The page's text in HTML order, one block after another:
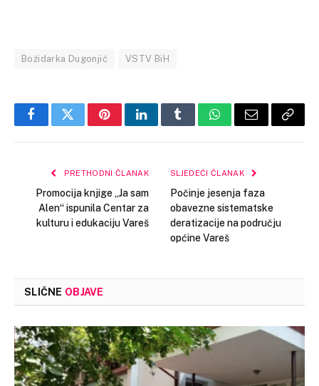
Božidarka Dugonjić VSTV BiH
FacebookTwitterPinterestLinkedInTumblrWhatsApp
Email Copy
PRETHODNI ČLANAK
Promocija knjige „Ja sam
Alen“ ispunila Centar za
kulturu i edukaciju Vareš
SLJEDEĆI ČLANAK
Počinje jesenja faza
obavezne sistematske
deratizacije na području
općine Vareš
SLIČNE OBJAVE